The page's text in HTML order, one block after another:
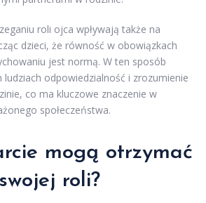
roli ojca wpływają także na
dzieci, że równość w obowiązkach
jest normą. W ten sposób
ludziach odpowiedzialność i zrozumienie
co ma kluczowe znaczenie w
społeczeństwa.
mogą otrzymać
roli?